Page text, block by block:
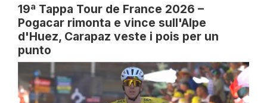
19ª Tappa Tour de France 2026 –
Pogacar rimonta e vince sull'Alpe
d'Huez, Carapaz veste i pois per un
punto